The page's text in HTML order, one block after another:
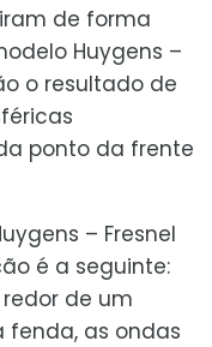
de forma
Huygens –
o resultado de
ponto da frente
– Fresnel
é a seguinte:
de um
fenda, as ondas